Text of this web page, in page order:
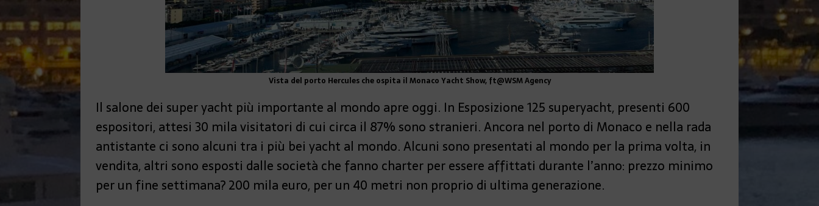
Vista del porto Hercules che ospita il Monaco Yacht Show, ft@WSM Agency
Il salone dei super yacht più importante al mondo apre oggi. In Esposizione 125 superyacht, presenti 600
espositori, attesi 30 mila visitatori di cui circa il 87% sono stranieri. Ancora nel porto di Monaco e nella rada
antistante ci sono alcuni tra i più bei yacht al mondo. Alcuni sono presentati al mondo per la prima volta, in
vendita, altri sono esposti dalle società che fanno charter per essere affittati durante l’anno: prezzo minimo
per un fine settimana? 200 mila euro, per un 40 metri non proprio di ultima generazione.